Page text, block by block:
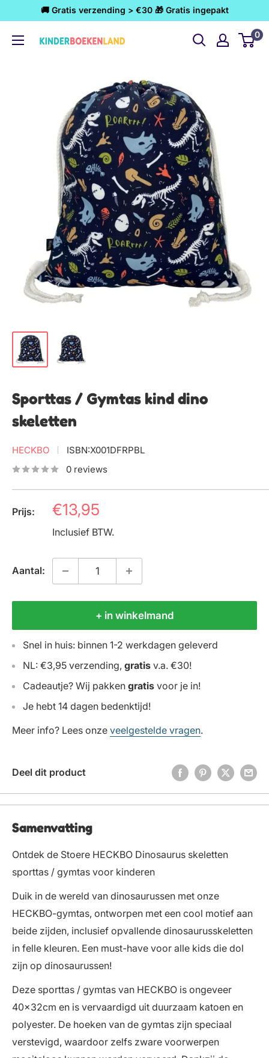
inhoud
🚚 Gratis verzending > €30 🎁 Gratis ingepakt
Kinderboekenland.nl 0
Sporttas / Gymtas kind dino
skeletten
HECKBO ISBN:X001DFRPBL
0 reviews
Prijs: Prijs
€13,95
Inclusief BTW.
Aantal:
+ in winkelmand
Snel in huis: binnen 1-2 werkdagen geleverd
NL: €3,95 verzending, gratis v.a. €30!
Cadeautje? Wij pakken gratis voor je in!
Je hebt 14 dagen bedenktijd!
Meer info? Lees onze veelgestelde vragen.
Deel dit product
Samenvatting
Ontdek de Stoere HECKBO Dinosaurus skeletten
sporttas / gymtas voor kinderen
Duik in de wereld van dinosaurussen met onze
HECKBO-gymtas, ontworpen met een cool motief aan
beide zijden, inclusief opvallende dinosaurusskeletten
in felle kleuren. Een must-have voor alle kids die dol
zijn op dinosaurussen!
Deze sporttas / gymtas van HECKBO is ongeveer
40x32cm en is vervaardigd uit duurzaam katoen en
polyester. De hoeken van de gymtas zijn speciaal
verstevigd, waardoor zelfs zware voorwerpen